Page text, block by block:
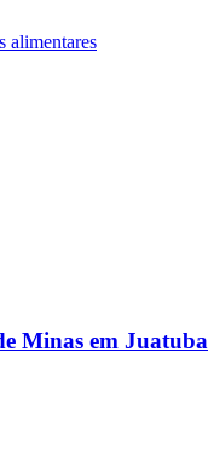
alimentares
Minas em Juatuba